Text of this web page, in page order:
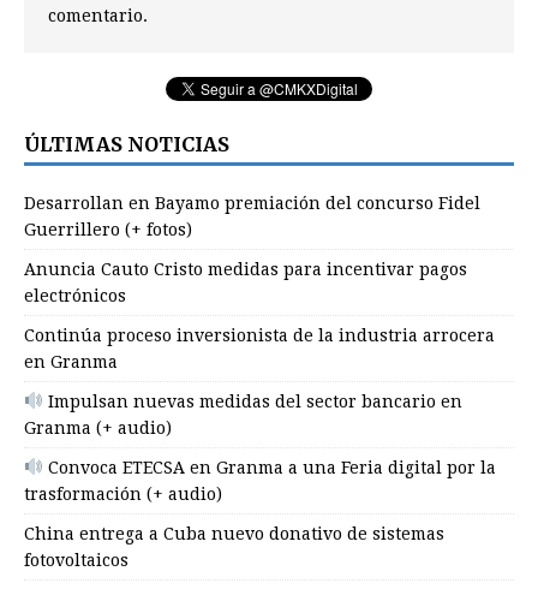
comentario.
ÚLTIMAS NOTICIAS
Desarrollan en Bayamo premiación del concurso Fidel
Guerrillero (+ fotos)
Anuncia Cauto Cristo medidas para incentivar pagos
electrónicos
Continúa proceso inversionista de la industria arrocera
en Granma
Impulsan nuevas medidas del sector bancario en
Granma (+ audio)
Convoca ETECSA en Granma a una Feria digital por la
trasformación (+ audio)
China entrega a Cuba nuevo donativo de sistemas
fotovoltaicos